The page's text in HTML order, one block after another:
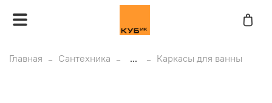
Главная Сантехника ... Каркасы для ванны